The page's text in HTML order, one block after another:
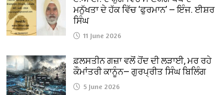
ਮਨੁੱਖਤਾ ਦੇ ਹੱਕ ਵਿੱਚ ‘ਫੁਰਮਾਨ’ — ਇੰਜ. ਈਸ਼ਰ
ਸਿੰਘ
11 June 2026
ਫ਼ਲਸਤੀਨ ਗਜ਼ਾ ਵਲੋਂ ਹੋਂਦ ਦੀ ਲੜਾਈ, ਮਰ ਰਹੇ
ਕੌਮਾਂਤਰੀ ਕਾਨੂੰਨ— ਗੁਰਪ੍ਰੀਤ ਸਿੰਘ ਬਿਲਿੰਗ
5 June 2026